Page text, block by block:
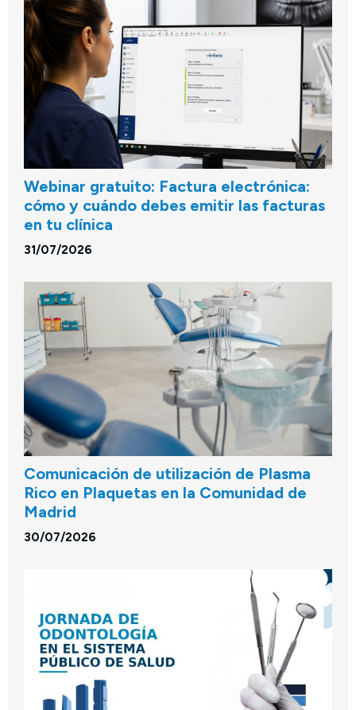
Webinar gratuito: Factura electrónica:
cómo y cuándo debes emitir las facturas
en tu clínica
31/07/2026
Comunicación de utilización de Plasma
Rico en Plaquetas en la Comunidad de
Madrid
30/07/2026